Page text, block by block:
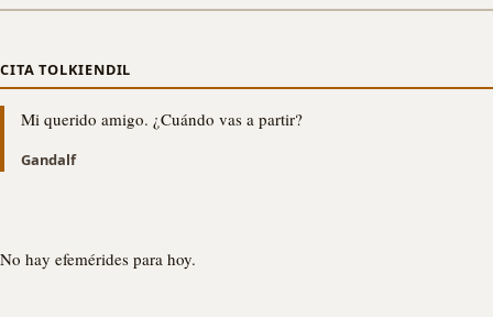
CITA TOLKIENDIL
Mi querido amigo. ¿Cuándo vas a partir?
Gandalf
No hay efemérides para hoy.